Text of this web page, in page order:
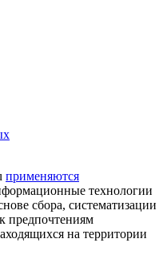
применяются
технологии
сбора, систематизации
предпочтениям
на территории